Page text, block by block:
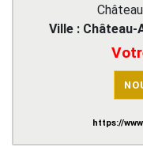
Ville : Château-
https://